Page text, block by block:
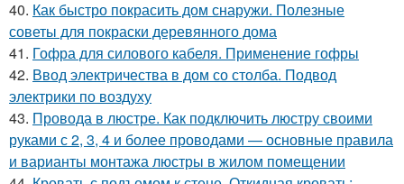
40. Как быстро покрасить дом снаружи. Полезные
советы для покраски деревянного дома
41. Гофра для силового кабеля. Применение гофры
42. Ввод электричества в дом со столба. Подвод
электрики по воздуху
43. Провода в люстре. Как подключить люстру своими
руками с 2, 3, 4 и более проводами — основные правила
и варианты монтажа люстры в жилом помещении